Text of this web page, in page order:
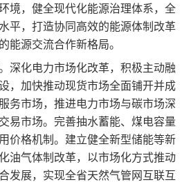
境，健全现代化能源治理体系，全
平，打造协同高效的能源体制改革
能源交流合作新格局。
深化电力市场化改革，积极主动融
，加快推动现货市场全面铺开并成
务市场，推进电力市场与碳市场深
易市场。完善抽水蓄能、煤电容量
价格机制。建立健全新型储能等新
油气体制改革，以市场化方式推动
发展，实现全省天然气管网互联互